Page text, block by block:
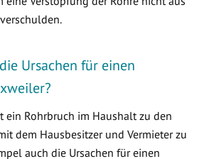
Ursachen für einen
ein Rohrbruch im Haushalt zu den
dem Hausbesitzer und Vermieter zu
auch die Ursachen für einen